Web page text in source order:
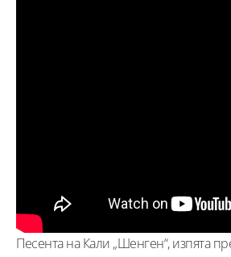
Песента на Кали „Шенген“, изпята